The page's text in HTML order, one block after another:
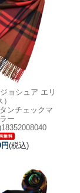
ョシュア エリ
）
ンチェックマ
ー
(税込)